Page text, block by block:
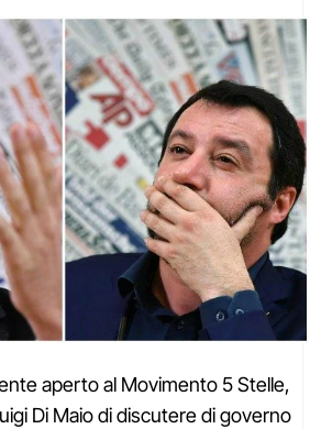
aperto al Movimento 5 Stelle,
Di Maio di discutere di governo